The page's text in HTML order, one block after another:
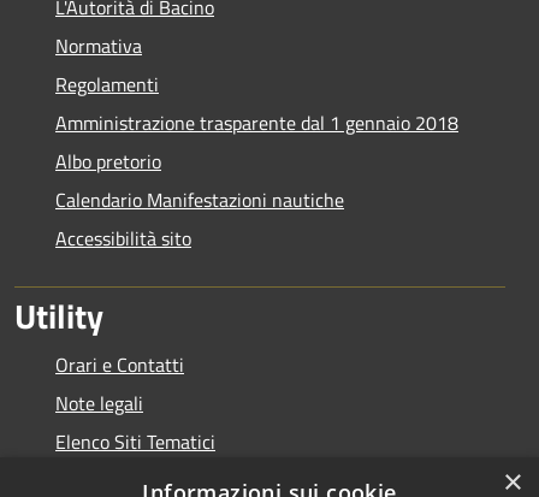
L'Autorità di Bacino
Normativa
Regolamenti
Amministrazione trasparente dal 1 gennaio 2018
Albo pretorio
Calendario Manifestazioni nautiche
Accessibilità sito
Utility
Orari e Contatti
Note legali
Elenco Siti Tematici
×